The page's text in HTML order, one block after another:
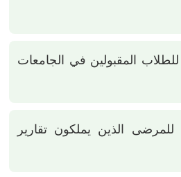
للطلاب المقبولين في الجامعات
للمرضى الذين يملكون تقارير